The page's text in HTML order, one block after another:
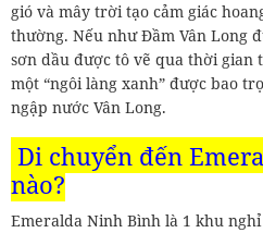
gió và mây trời tạo cảm giác
thường. Nếu như Đầm Vân Long
sơn dầu được tô vẽ qua thời
một “ngôi làng xanh” được bao
ngập nước Vân Long.
Di chuyển đến
nào?
Emeralda Ninh Bình là 1 khu